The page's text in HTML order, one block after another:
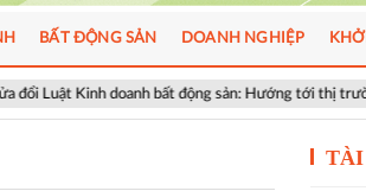
bất động sản: Hướng tới thị trường minh bạch, phát
BẤT ĐỘNG SẢN DOANH NGHIỆP